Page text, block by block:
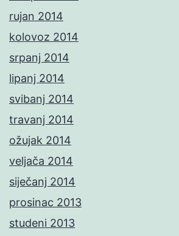
rujan 2014
kolovoz 2014
srpanj 2014
lipanj 2014
svibanj 2014
travanj 2014
ožujak 2014
veljača 2014
siječanj 2014
prosinac 2013
studeni 2013